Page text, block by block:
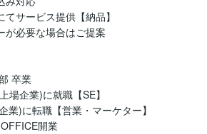
てサービス提供【納品】
が必要な場合はご提案
卒業
場企業)に就職【SE】
業)に転職【営業・マーケター】
開業